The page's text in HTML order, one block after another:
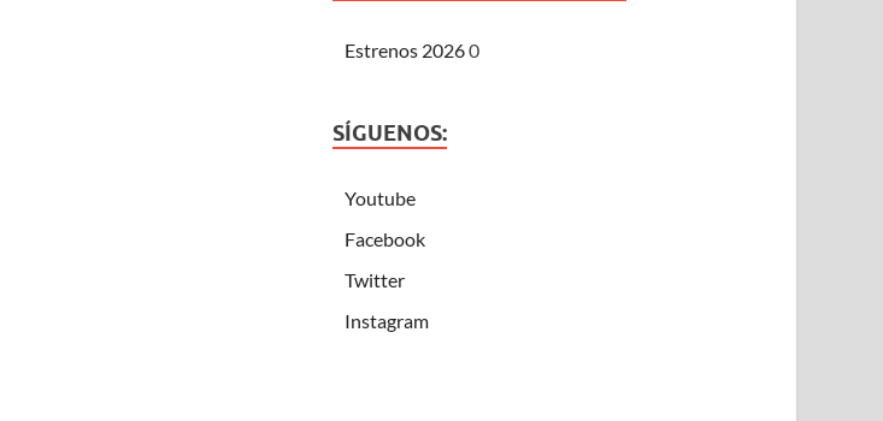
Estrenos 20260
SÍGUENOS:
Youtube
Facebook
Twitter
Instagram